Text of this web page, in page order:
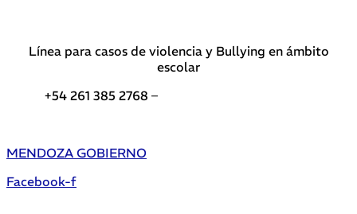
Línea para casos de violencia y Bullying en ámbito
escolar
+54 261 385 2768 –
MENDOZA GOBIERNO
Facebook-f